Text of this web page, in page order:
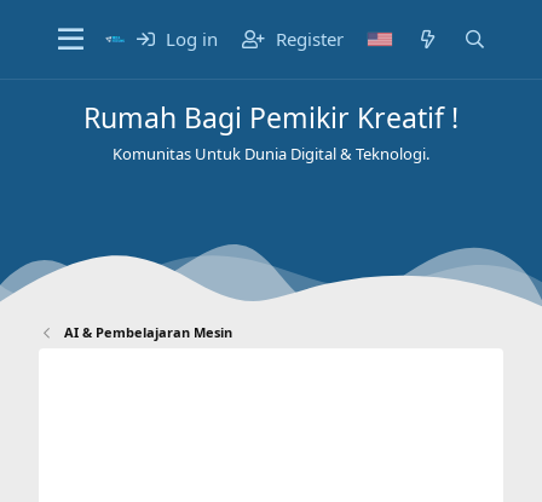
Log in Register
Rumah Bagi Pemikir Kreatif !
Komunitas Untuk Dunia Digital & Teknologi.
AI & Pembelajaran Mesin